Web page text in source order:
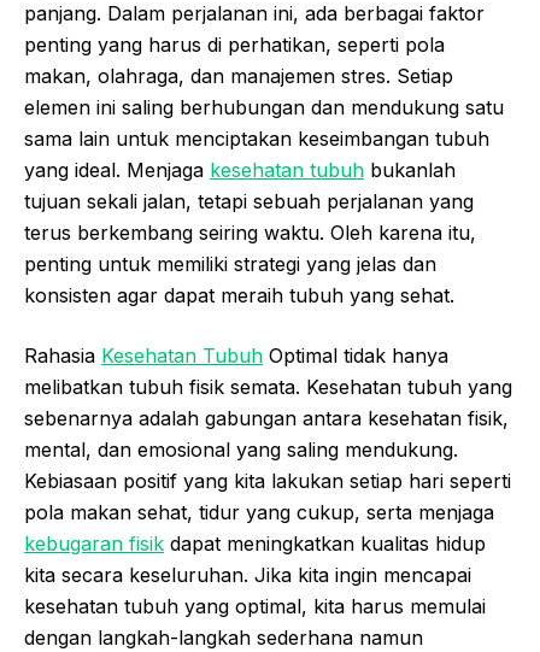
panjang. Dalam perjalanan ini, ada berbagai faktor
penting yang harus di perhatikan, seperti pola
makan, olahraga, dan manajemen stres. Setiap
elemen ini saling berhubungan dan mendukung satu
sama lain untuk menciptakan keseimbangan tubuh
yang ideal. Menjaga kesehatan tubuh bukanlah
tujuan sekali jalan, tetapi sebuah perjalanan yang
terus berkembang seiring waktu. Oleh karena itu,
penting untuk memiliki strategi yang jelas dan
konsisten agar dapat meraih tubuh yang sehat.
Rahasia Kesehatan Tubuh Optimal tidak hanya
melibatkan tubuh fisik semata. Kesehatan tubuh yang
sebenarnya adalah gabungan antara kesehatan fisik,
mental, dan emosional yang saling mendukung.
Kebiasaan positif yang kita lakukan setiap hari seperti
pola makan sehat, tidur yang cukup, serta menjaga
kebugaran fisik dapat meningkatkan kualitas hidup
kita secara keseluruhan. Jika kita ingin mencapai
kesehatan tubuh yang optimal, kita harus memulai
dengan langkah-langkah sederhana namun